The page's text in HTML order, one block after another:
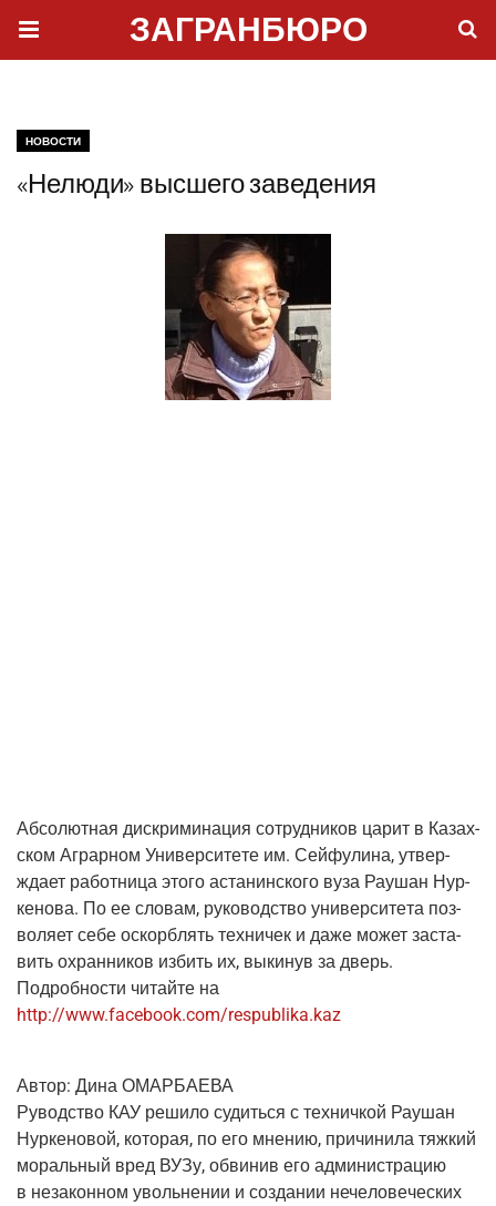
ЗАГРАНБЮРО
НОВОСТИ
«Нелюди» высшего заведения
Абсо­лют­ная дис­кри­ми­на­ция сотруд­ни­ков царит в Казах­
ском Аграр­ном Уни­вер­си­те­те им. Сей­фу­ли­на, утвер­
жда­ет работ­ни­ца это­го аста­нин­ско­го вуза Рау­шан Нур­
ке­но­ва. По ее сло­вам, руко­вод­ство уни­вер­си­те­та поз­
во­ля­ет себе оскорб­лять тех­ни­чек и даже может заста­
вить охран­ни­ков избить их, выки­нув за дверь.
Подроб­но­сти читай­те на
http://www.facebook.com/respublika.kaz
Автор: Дина ОМАРБАЕВА
Рувод­ство КАУ реши­ло судить­ся с тех­нич­кой Рау­шан
Нур­ке­но­вой, кото­рая, по его мне­нию, при­чи­ни­ла тяж­кий
мораль­ный вред ВУЗу, обви­нив его адми­ни­стра­цию
в неза­кон­ном уволь­не­нии и созда­нии нече­ло­ве­че­ских